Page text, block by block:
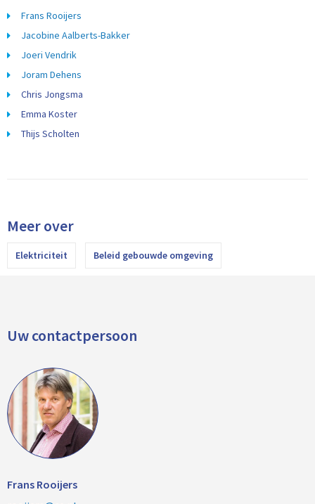
Frans Rooijers
Jacobine Aalberts-Bakker
Joeri Vendrik
Joram Dehens
Chris Jongsma
Emma Koster
Thijs Scholten
Meer over
Elektriciteit Beleid gebouwde omgeving
Uw contactpersoon
Frans Rooijers